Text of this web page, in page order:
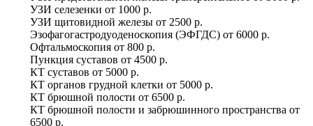
УЗИ селезенки от 1000 р.
УЗИ щитовидной железы от 2500 р.
Эзофагогастродуоденоскопия (ЭФГДС) от 6000 р.
Офтальмоскопия от 800 р.
Пункция суставов от 4500 р.
КТ суставов от 5000 р.
КТ органов грудной клетки от 5000 р.
КТ брюшной полости от 6500 р.
КТ брюшной полости и забрюшинного пространства от
6500 р.